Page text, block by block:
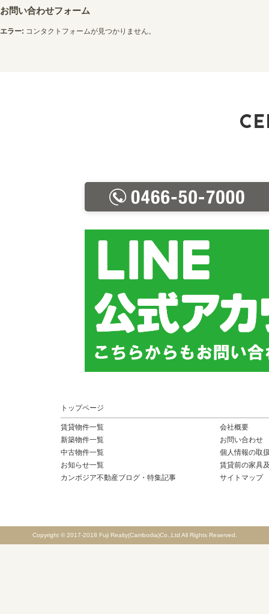
お問い合わせフォーム
エラー: コンタクトフォームが見つかりません。
トップページ
賃貸物件一覧
新築物件一覧
中古物件一覧
お知らせ一覧
カンボジア不動産ブログ・特集記事
会社概要
お問い合わせ
個人情報の取
賃貸前の家具
サイトマップ
Copyright © 2017-2018 Fuji Realty(Cambodia)Co.,Ltd All Rights Reserved.